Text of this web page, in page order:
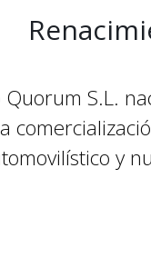
Quorum S.L.
y